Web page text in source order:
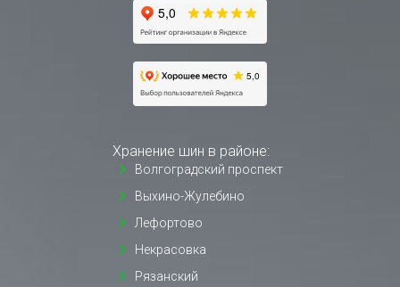
Хранение шин в районе:
Волгоградский проспект
Выхино-Жулебино
Лефортово
Некрасовка
Рязанский